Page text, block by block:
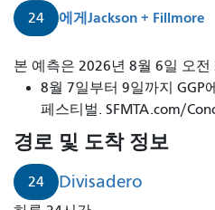
24 에게Jackson + Fillmore
24
디
사
데
로
에
본 예측은 2026년 8월 6일 오
8월 7일부터 9일까지 GGP
페스티벌. SFMTA.com/
경로 및 도착 정보
24 Divisadero